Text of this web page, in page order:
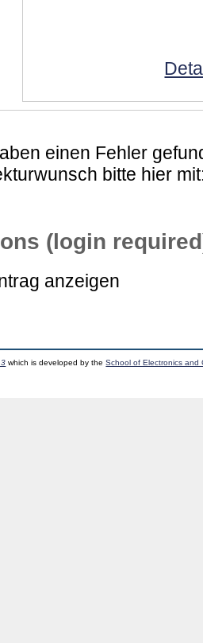
einen Fehler
bitte hier
(login
anzeigen
which is developed by theSchool of Electronics and